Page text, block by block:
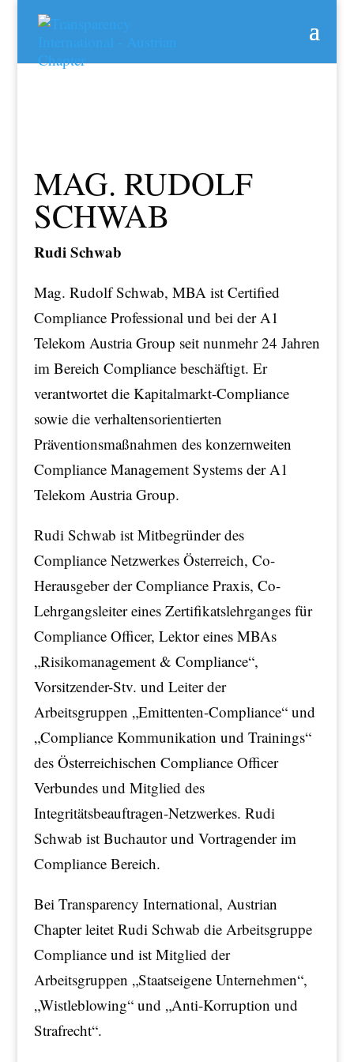
MAG. RUDOLF
SCHWAB
Rudi Schwab
Mag. Rudolf Schwab, MBA ist Certified
Compliance Professional und bei der A1
Telekom Austria Group seit nunmehr 24 Jahren
im Bereich Compliance beschäftigt. Er
verantwortet die Kapitalmarkt-Compliance
sowie die verhaltensorientierten
Präventionsmaßnahmen des konzernweiten
Compliance Management Systems der A1
Telekom Austria Group.
Rudi Schwab ist Mitbegründer des
Compliance Netzwerkes Österreich, Co-
Herausgeber der Compliance Praxis, Co-
Lehrgangsleiter eines Zertifikatslehrganges für
Compliance Officer, Lektor eines MBAs
„Risikomanagement & Compliance“,
Vorsitzender-Stv. und Leiter der
Arbeitsgruppen „Emittenten-Compliance“ und
„Compliance Kommunikation und Trainings“
des Österreichischen Compliance Officer
Verbundes und Mitglied des
Integritätsbeauftragen-Netzwerkes. Rudi
Schwab ist Buchautor und Vortragender im
Compliance Bereich.
Bei Transparency International, Austrian
Chapter leitet Rudi Schwab die Arbeitsgruppe
Compliance und ist Mitglied der
Arbeitsgruppen „Staatseigene Unternehmen“,
„Wistleblowing“ und „Anti-Korruption und
Strafrecht“.